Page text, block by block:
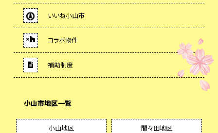
いいね小山市
コラボ物件
補助制度
小山市地区一覧
小山地区 間々田地区